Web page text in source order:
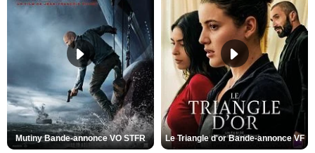
Mutiny Bande-annonce VO STFR Le Triangle d'or Bande-annonce VF